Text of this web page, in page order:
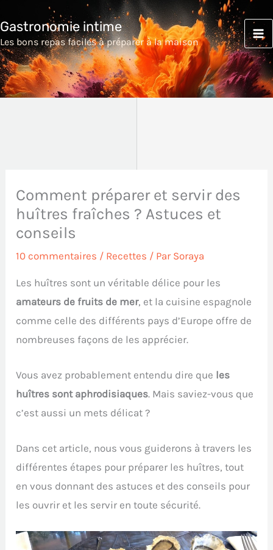
au
contenu
Gastronomie intime
Les bons repas faciles à préparer à la maison
Comment préparer et servir des
huîtres fraîches ? Astuces et
conseils
10 commentaires / Recettes / Par Soraya
Les huîtres sont un véritable délice pour les
amateurs de fruits de mer, et la cuisine espagnole
comme celle des différents pays d’Europe offre de
nombreuses façons de les apprécier.
Vous avez probablement entendu dire que les
huîtres sont aphrodisiaques. Mais saviez-vous que
c’est aussi un mets délicat ?
Dans cet article, nous vous guiderons à travers les
différentes étapes pour préparer les huîtres, tout
en vous donnant des astuces et des conseils pour
les ouvrir et les servir en toute sécurité.